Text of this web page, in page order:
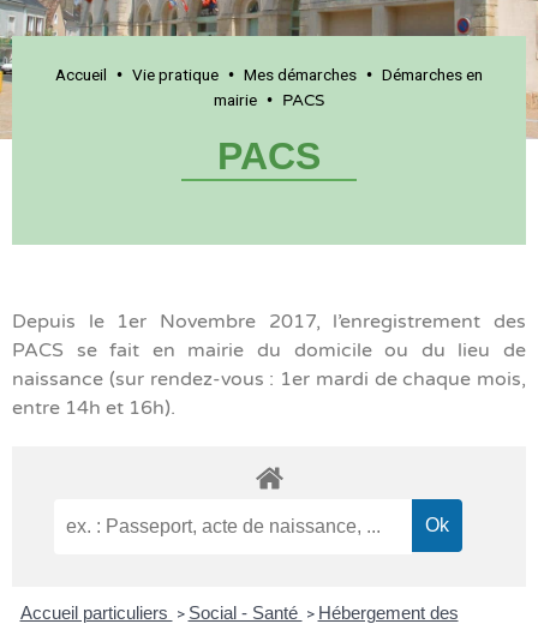
Accueil • Vie pratique • Mes démarches • Démarches en
mairie • PACS
PACS
Depuis le 1er Novembre 2017, l’enregistrement des
PACS se fait en mairie du domicile ou du lieu de
naissance (sur rendez-vous : 1er mardi de chaque mois,
entre 14h et 16h).
Accueil particuliers > Social - Santé > Hébergement des